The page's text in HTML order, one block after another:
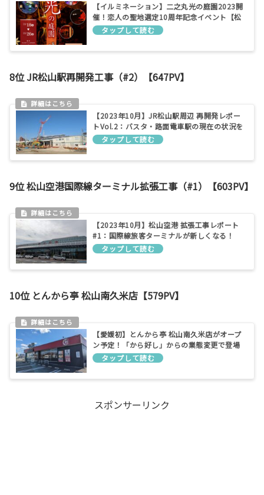
【イルミネーション】二之丸光の庭園2023開
催！恋人の聖地選定10周年記念イベント【松
山城二之丸史跡庭園】
8位 JR松山駅再開発工事（#2）【647PV】
【2023年10月】JR松山駅周辺 再開発レポー
トVol.2：バスタ・路面電車駅の現在の状況を
確認
9位 松山空港国際線ターミナル拡張工事（#1）【603PV】
【2023年10月】松山空港 拡張工事レポート
#1：国際線旅客ターミナルが新しくなる！
10位 とんから亭 松山南久米店【579PV】
【愛媛初】とんから亭 松山南久米店がオープ
ン予定！「から好し」からの業態変更で登場
スポンサーリンク